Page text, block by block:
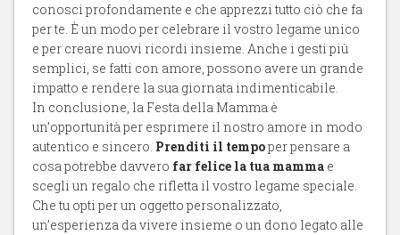
conosci profondamente e che apprezzi tutto ciò che fa
per te. È un modo per celebrare il vostro legame unico
e per creare nuovi ricordi insieme. Anche i gesti più
semplici, se fatti con amore, possono avere un grande
impatto e rendere la sua giornata indimenticabile.
In conclusione, la Festa della Mamma è
un’opportunità per esprimere il nostro amore in modo
autentico e sincero. Prenditi il tempoper pensare a
cosa potrebbe davvero far felice la tua mamma e
scegli un regalo che rifletta il vostro legame speciale.
Che tu opti per un oggetto personalizzato,
un’esperienza da vivere insieme o un dono legato alle